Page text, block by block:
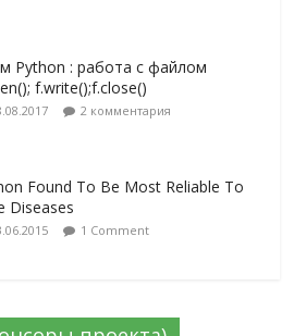
Python : работа с файлом
f.write();f.close()
2 комментария
Found To Be Most Reliable To
Diseases
1 Comment